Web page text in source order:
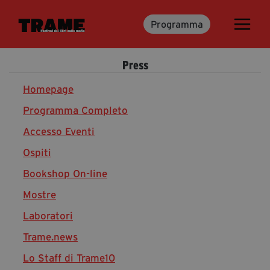
Programma
Trame.15
Libri
Media & Press
News & Kit
Accrediti Stampa
Cartella Stampa
Rassegna Stampa
Partecipa
Press
Homepage
Programma Completo
Accesso Eventi
Ospiti
Bookshop On-line
Mostre
Laboratori
Trame.news
Lo Staff di Trame10